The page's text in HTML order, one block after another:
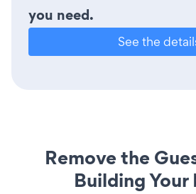
you need.
See the
Remove the
Building Your